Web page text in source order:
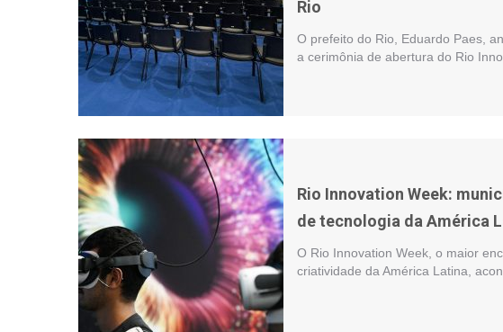
Rio
O prefeito do Rio, Eduardo Paes,
a cerimônia de abertura do Rio
Rio Innovation Week:
de tecnologia da América
O Rio Innovation Week, o maior
criatividade da América Latina,